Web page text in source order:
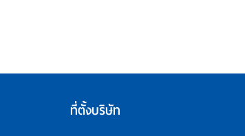
ที่ตั้งบริษัท